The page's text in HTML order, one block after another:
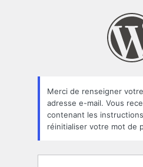
oublié
Merci de renseigner
adresse e-mail. Vous
contenant les
réinitialiser votre mot de